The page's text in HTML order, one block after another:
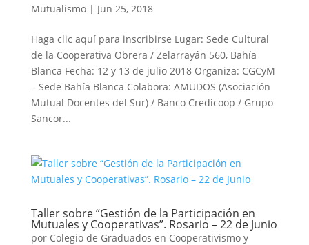
Mutualismo| Jun 25, 2018
Haga clic aquí para inscribirse Lugar: Sede Cultural
de la Cooperativa Obrera / Zelarrayán 560, Bahía
Blanca Fecha: 12 y 13 de julio 2018 Organiza: CGCyM
– Sede Bahía Blanca Colabora: AMUDOS (Asociación
Mutual Docentes del Sur) / Banco Credicoop / Grupo
Sancor...
Taller sobre “Gestión de la Participación en
Mutuales y Cooperativas”. Rosario – 22 de Junio
por Colegio de Graduados en Cooperativismo y